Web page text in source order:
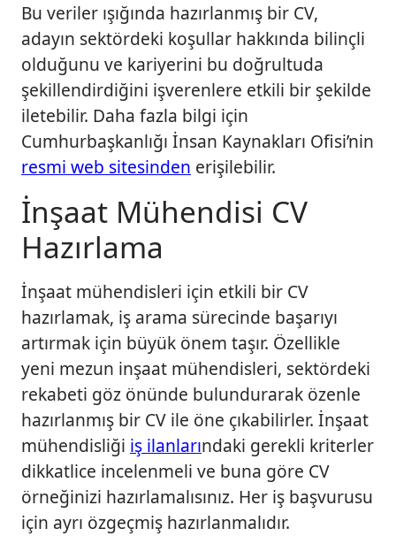
Bu veriler ışığında hazırlanmış bir CV,
adayın sektördeki koşullar hakkında bilinçli
olduğunu ve kariyerini bu doğrultuda
şekillendirdiğini işverenlere etkili bir şekilde
iletebilir. Daha fazla bilgi için
Cumhurbaşkanlığı İnsan Kaynakları Ofisi’nin
resmi web sitesinden erişilebilir.
İnşaat Mühendisi CV
Hazırlama
İnşaat mühendisleri için etkili bir CV
hazırlamak, iş arama sürecinde başarıyı
artırmak için büyük önem taşır. Özellikle
yeni mezun inşaat mühendisleri, sektördeki
rekabeti göz önünde bulundurarak özenle
hazırlanmış bir CV ile öne çıkabilirler. İnşaat
mühendisliği iş ilanlarındaki gerekli kriterler
dikkatlice incelenmeli ve buna göre CV
örneğinizi hazırlamalısınız. Her iş başvurusu
için ayrı özgeçmiş hazırlanmalıdır.